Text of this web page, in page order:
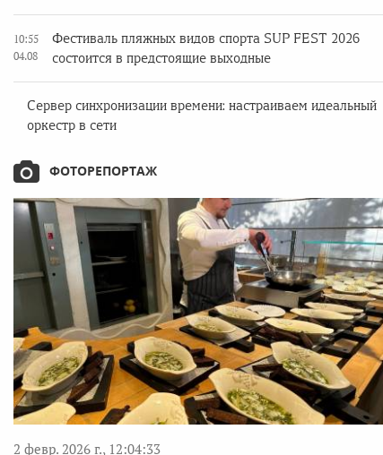
10:55
04.08
Фестиваль пляжных видов спорта SUP FEST 2026
состоится в предстоящие выходные
Сервер синхронизации времени: настраиваем идеальный
оркестр в сети
ФОТОРЕПОРТАЖ
2 февр. 2026 г., 12:04:33